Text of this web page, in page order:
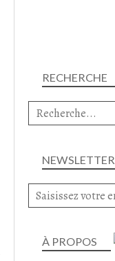
NEWSLETTER
RECHERCHE
À PROPOS